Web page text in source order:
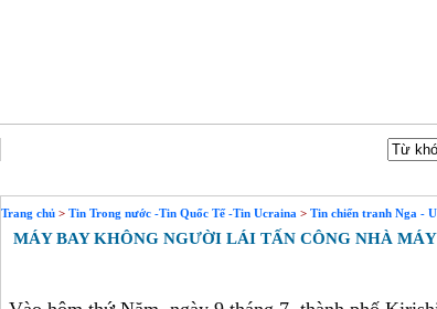
Trang chủ > Tin Trong nước -Tin Quốc Tế -Tin Ucraina > Tin chiến tranh Nga -
MÁY BAY KHÔNG NGƯỜI LÁI TẤN CÔNG NHÀ